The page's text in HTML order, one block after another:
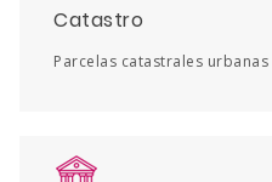
Catastro
Parcelas catastrales